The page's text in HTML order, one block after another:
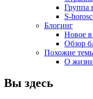
Группа
S-
Блогинг
Новое в
Обзор
Похожие
О
Вы здесь